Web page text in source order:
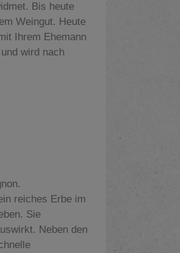
Bis heute
Weingut. Heute
Ihrem Ehemann
wird nach
reiches Erbe im
Sie
Neben den